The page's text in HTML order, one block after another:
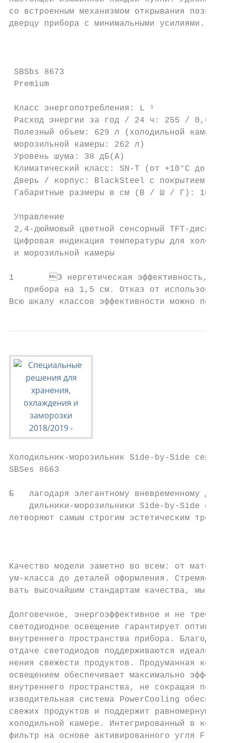
со встроенным механизмом открывания
дверцу прибора с минимальными усилиями.
SBSbs 8673
Premium
Класс энергопотребления: L ¹
Расход энергии за год / 24 ч: 255 / 0,696
Полезный объем: 629 л (холодильной
морозильной камеры: 262 л)
Уровень шума: 38 дБ(А)
Климатический класс: SN-T (от +10°C до
Дверь / корпус: BlackSteel с покрытием
Габаритные размеры в см (В / Ш / Г):
Управление
2,4-дюймовый цветной сенсорный TFT-
Цифровая индикация температуры для
и морозильной камеры
1	Э нергетическая эффективность, заявленная производителем, может быть достигнута в случае установки ограничителей на заднюю стенку прибора. Ограничители увеличивают глубину
прибора на 1,5 см. Отказ от
Всю шкалу классов эффективности
Холодильник-морозильник Side-by-Side
SBSes 8663
Б   лагодаря элегантному вневременному
дильники-морозильники Side-by-Side от
летворяют самым строгим эстетическим
Качество модели заметно во всем: от
ум-класса до деталей оформления.
вать высочайшим стандартам качества, мы
Долговечное, энергоэффективное и не
светодиодное освещение гарантирует
внутреннего пространства прибора.
отдаче светодиодов поддерживаются
нения свежести продуктов. Продуманная
освещением обеспечивает максимально
внутреннего пространства, не сокращая
изводительная система PowerCooling
свежих продуктов и поддержит
холодильной камере. Интегрированный
фильтр на основе активированного угля